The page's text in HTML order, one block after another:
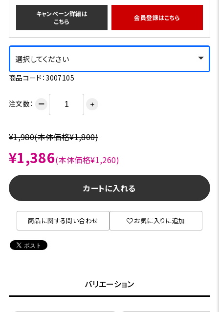
キャンペーン詳細は
こちら
会員登録はこちら
選択してください
商品コード：3007105
注文数： ー ＋
¥1,980(本体価格¥1,800)
¥1,386(本体価格¥1,260)
カートに入れる
商品に関する問い合わせ お気に入りに追加
バリエーション